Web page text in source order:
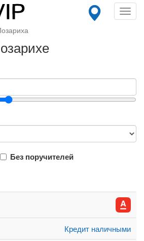
Без поручителей
Кредит наличными